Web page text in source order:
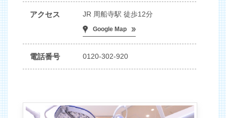
アクセス JR 周船寺駅 徒歩12分
Google Map
電話番号 0120-302-920